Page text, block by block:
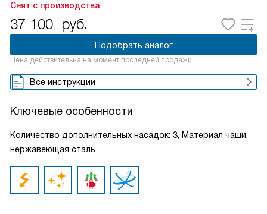
Снят с производства
37 100 руб.
Подобрать аналог
Цена действительна на момент последней продажи
Все инструкции
Ключевые особенности
Количество дополнительных насадок: 3, Материал чаши:
нержавеющая сталь